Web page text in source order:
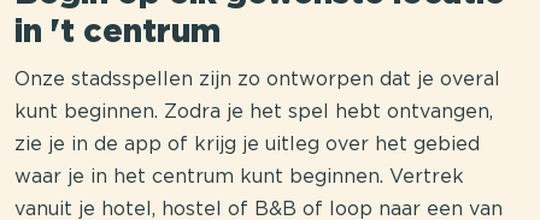
in 't centrum
Onze stadsspellen zijn zo ontworpen dat je overal
kunt beginnen. Zodra je het spel hebt ontvangen,
zie je in de app of krijg je uitleg over het gebied
waar je in het centrum kunt beginnen. Vertrek
vanuit je hotel, hostel of B&B of loop naar een van